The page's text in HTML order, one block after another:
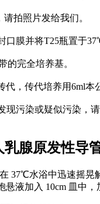
拍照片发给我们。
膜并将T25瓶置于
的完全培养基。
，传代培养用6ml本
污染或疑似污染，
腺原发性导
37℃水浴中迅速摇
液加入 10cm 皿中